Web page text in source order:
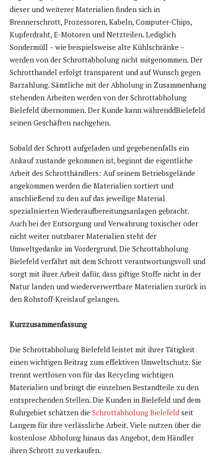
dieser und weiterer Materialien finden sich in
Brennerschrott, Prozessoren, Kabeln, Computer-Chips,
Kupferdraht, E-Motoren und Netzteilen. Lediglich
Sondermüll – wie beispielsweise alte Kühlschränke –
werden von der Schrottabholung nicht mitgenommen. Der
Schrotthandel erfolgt transparent und auf Wunsch gegen
Barzahlung. Sämtliche mit der Abholung in Zusammenhang
stehenden Arbeiten werden von der Schrottabholung
Bielefeld übernommen. Der Kunde kann währenddBielefeld
seinen Geschäften nachgehen.
Sobald der Schrott aufgeladen und gegebenenfalls ein
Ankauf zustande gekommen ist, beginnt die eigentliche
Arbeit des Schrotthändlers: Auf seinem Betriebsgelände
angekommen werden die Materialien sortiert und
anschließend zu den auf das jeweilige Material
spezialisierten Wiederaufbereitungsanlagen gebracht.
Auch bei der Entsorgung und Verwahrung toxischer oder
nicht weiter nutzbarer Materialien steht der
Umweltgedanke im Vordergrund. Die Schrottabholung
Bielefeld verfährt mit dem Schrott verantwortungsvoll und
sorgt mit ihrer Arbeit dafür, dass giftige Stoffe nicht in der
Natur landen und wiederverwertbare Materialien zurück in
den Rohstoff-Kreislauf gelangen.
Kurzzusammenfassung
Die Schrottabholung Bielefeld leistet mit ihrer Tätigkeit
einen wichtigen Beitrag zum effektiven Umweltschutz. Sie
trennt wertlosen von für das Recycling wichtigen
Materialien und bringt die einzelnen Bestandteile zu den
entsprechenden Stellen. Die Kunden in Bielefeld und dem
Ruhrgebiet schätzen die Schrottabholung Bielefeld seit
Langem für ihre verlässliche Arbeit. Viele nutzen über die
kostenlose Abholung hinaus das Angebot, dem Händler
ihren Schrott zu verkaufen.